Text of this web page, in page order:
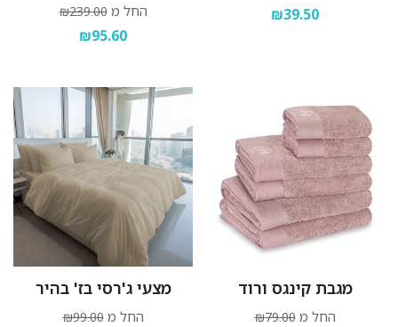
₪39.50 החל מ ₪239.00
₪95.60
מגבת קינגס ורוד
החל מ ₪79.00
מצעי ג'רסי בז' בהיר
החל מ ₪99.00